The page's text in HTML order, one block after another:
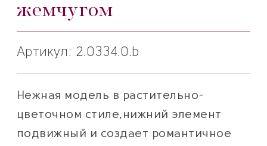
жемчугом
Артикул: 2.0334.0.b
Нежная модель в растительно-
цветочном стиле,нижний элемент
подвижный и создает романтичное